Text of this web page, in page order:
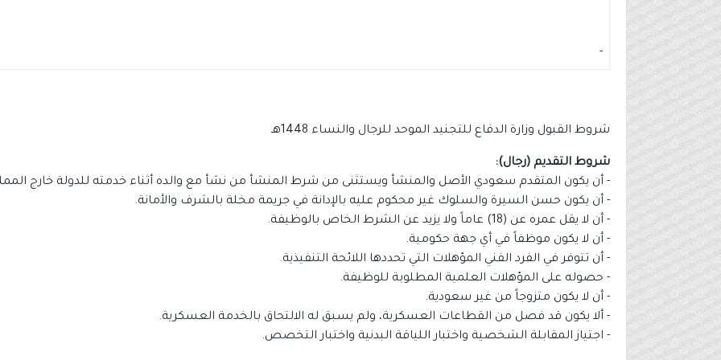
-
شروط القبول وزارة الدفاع للتجنيد الموحد للرجال والنساء 1448هـ
شروط التقديم (رجال):
- أن يكون المتقدم سعودي الأصل والمنشأ ويستثنى من شرط المنشأ من نشأ مع والده أثناء خدمته للدولة خارج
- أن يكون حسن السيرة والسلوك غير محكوم عليه بالإدانة في جريمة مخلة بالشرف والأمانة.
- أن لا يقل عمره عن (18) عاماً ولا يزيد عن الشرط الخاص بالوظيفة.
- أن لا يكون موظفاً في أي جهة حكومية.
- أن تتوفر في الفرد الفني المؤهلات التي تحددها اللائحة التنفيذية.
- حصوله على المؤهلات العلمية المطلوبة للوظيفة.
- أن لا يكون متزوجاً من غير سعودية.
- ألا يكون قد فصل من القطاعات العسكرية، ولم يسبق له الالتحاق بالخدمة العسكرية.
- اجتياز المقابلة الشخصية واختبار اللياقة البدنية واختبار التخصص.